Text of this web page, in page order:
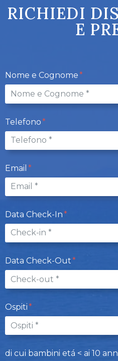
RICHIEDI
E
Nome e Cognome
Telefono
Email
Data Check-In
Data Check-Out
Ospiti
di cui bambini etá < ai 10